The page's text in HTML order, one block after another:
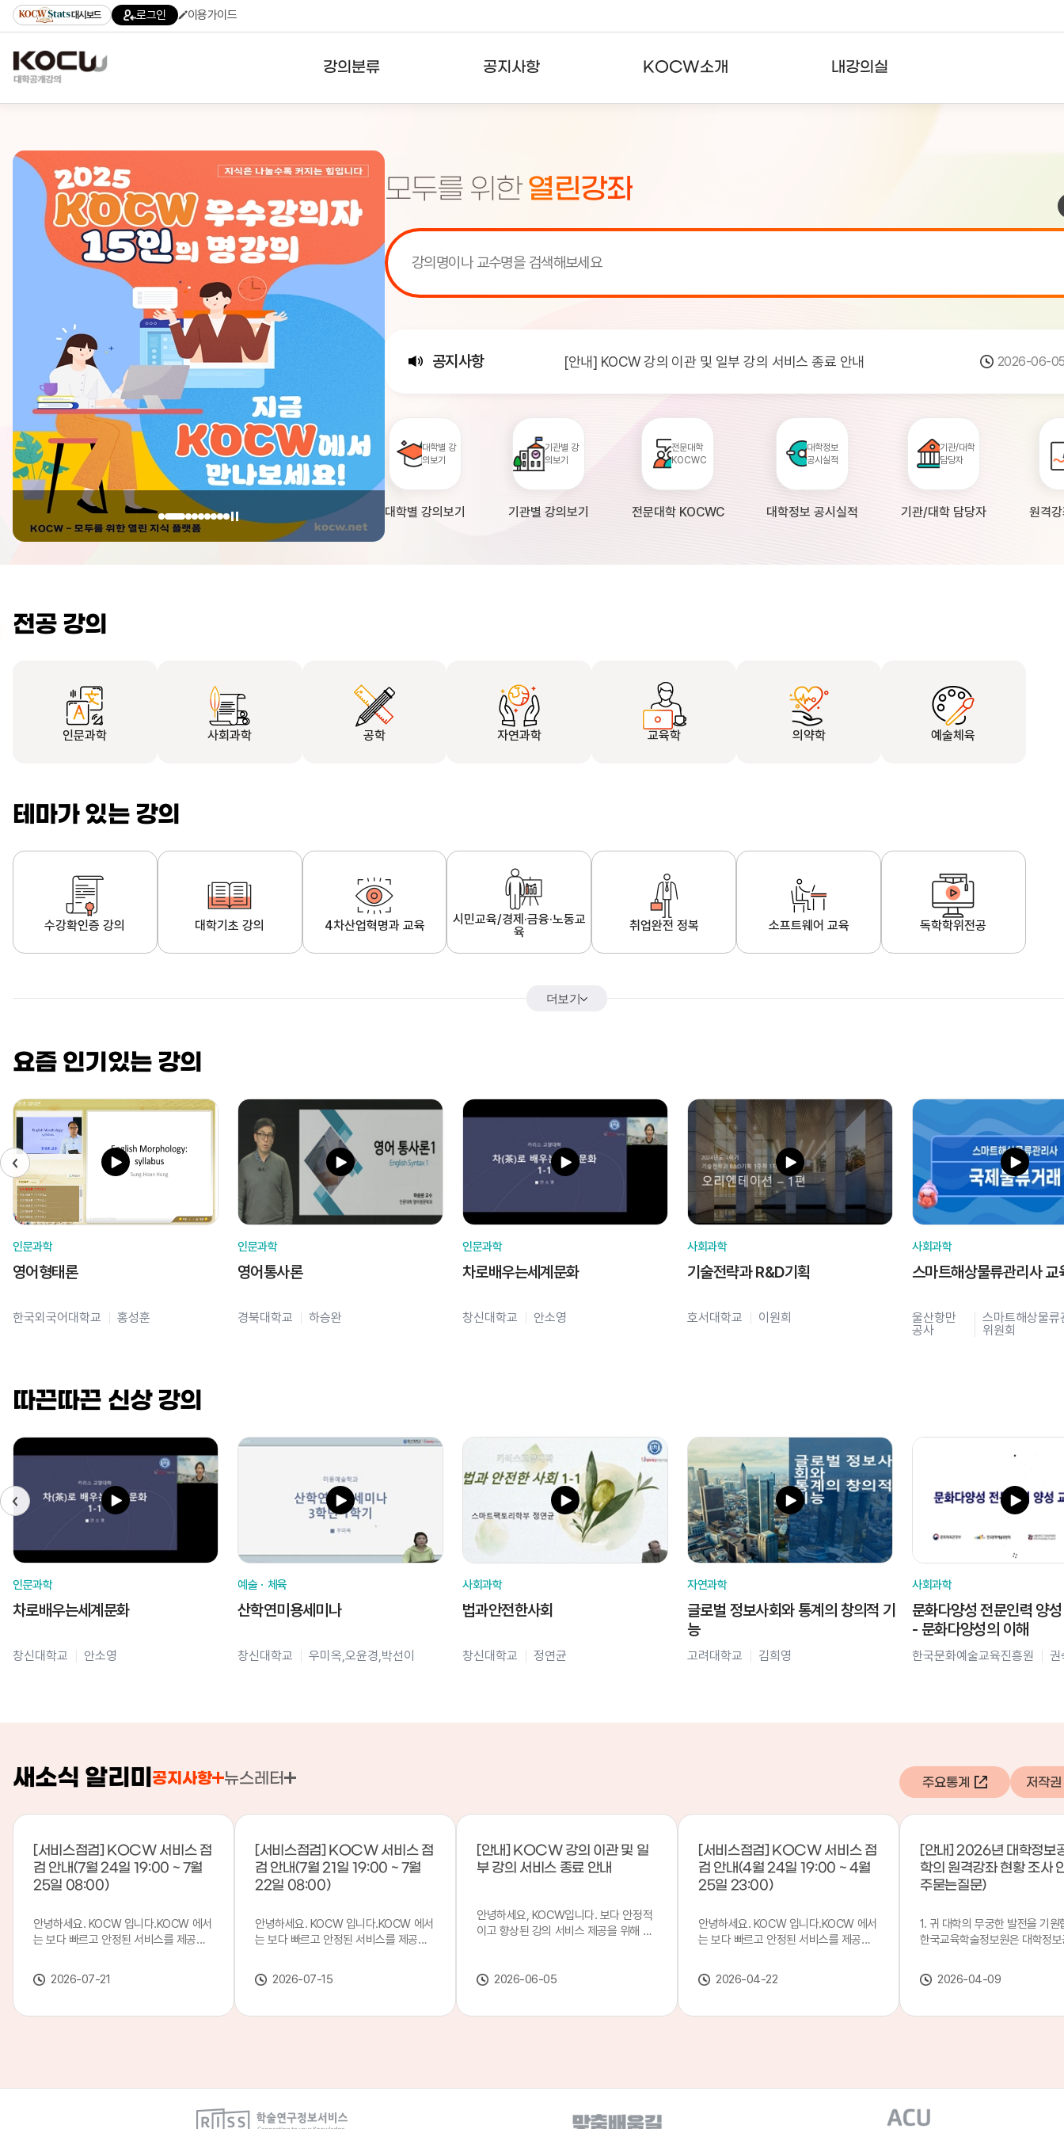
대시보드 로그인 이용가이드
강의분류
기관강의
테마강의
공지사항
주요통계현황
KOCW소개 내강의실
모두를 위한 열린강좌
공지사항
[서비스점검] KOCW 서비스 점검 안내(7월 24일 19:00 ~ 7월... 2026-07-
[안내] KOCW 강의 이관 및 일부 강의 서비스 종료 안내 2026-06-
[안내] 2026년 대학정보공시 대학의 원격강좌 현황 조사 안내(자주묻... 2026-04-
대학별 강
의보기
대학별 강의보기
기관별 강
의보기
기관별 강의보기
전문대학
KOCWC
전문대학 KOCWC
대학정보
공시실적
대학정보 공시실적
기관/대학
담당자
기관/대학 담당자 원격
전공 강의
인문과학 사회과학 공학 자연과학 교육학 의약학 예술체육
테마가 있는 강의
수강확인증 강의 대학기초 강의 4차산업혁명과 교육
시민교육/경제·금융·노동교
육
취업완전 정복 소프트웨어 교육 독학학위전공
더보기
요즘 인기있는 강의
인문과학
영어형태론
한국외국어대학교 홍성훈
인문과학
영어통사론
경북대학교 하승완
인문과학
차로배우는세계문화
창신대학교 안소영
사회과학
기술전략과 R&D기획
호서대학교 이원희
사회과학
스마트해상물류관리사 교
울산항만
공사
스마트해상물류
위원회
따끈따끈 신상 강의
인문과학
차로배우는세계문화
창신대학교 안소영
예술ㆍ체육
산학연미용세미나
창신대학교 우미옥,오윤경,박선이
사회과학
법과안전한사회
창신대학교 정연균
자연과학
글로벌 정보사회와 통계의 창의적 기
능
고려대학교 김희영
사회과학
문화다양성 전문인력 양
- 문화다양성의 이해
한국문화예술교육진흥원 권
새소식 알리미 공지사항 뉴스레터
[서비스점검] KOCW 서비스 점
검 안내(7월 24일 19:00 ~ 7월
25일 08:00)
안녕하세요. KOCW 입니다.KOCW 에서
는 보다 빠르고 안정된 서비스를 제공하
합니다.※ 서비스 점검 작업 일시 : 7월
24일(금) 19:00 ~ 7월 25일(토) 08:00
안 서비스가 일시 중지될 수 있으니, 이
2026-07-21
[서비스점검] KOCW 서비스 점
검 안내(7월 21일 19:00 ~ 7월
22일 08:00)
안녕하세요. KOCW 입니다.KOCW 에서
는 보다 빠르고 안정된 서비스를 제공하
합니다.※ 서비스 점검 작업 일시 : 7월 21
일(화) 19:00 ~ 7월 22일(수) 08:00이
서비스가일시 중지될 수 있으니, 이 점 양
2026-07-15
[안내] KOCW 강의 이관 및 일
부 강의 서비스 종료 안내
안녕하세요, KOCW입니다. 보다 안정적
이고 향상된 강의 서비스 제공을 위해 강
스가 종료될 예정이오니, 이용에 참고하
종료 강의 안내 이관 작업으로 인해 일부
었습니다. 서비스 종료 강의 목록은 아래
2026-06-05
[서비스점검] KOCW 서비스 점
검 안내(4월 24일 19:00 ~ 4월
25일 23:00)
안녕하세요. KOCW 입니다.KOCW 에서
는 보다 빠르고 안정된 서비스를 제공하
합니다.※ 서비스 점검 작업 일시 : 4월
24일(금) 19:00 ~ 4월 25일(토) 23:00
안 일시중지될 예정이오니, 이 점 양해하
2026-04-22
[안내] 2026년 대학정보
학의 원격강좌 현황 조사
주묻는질문)
1. 귀 대학의 무궁한 발전을 기원
한국교육학술정보원은 대학정
본 조사는 2025. 3. 1~2026. 2.
에 운영된 원격강좌(이러닝) 현
강좌(12-바)'에 데이터를 연계할
인시 캠퍼스인 경우 해당 캠퍼스
2026-04-09
주요통계 저작